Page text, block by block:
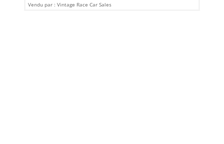
Vendu par : Vintage Race Car Sales